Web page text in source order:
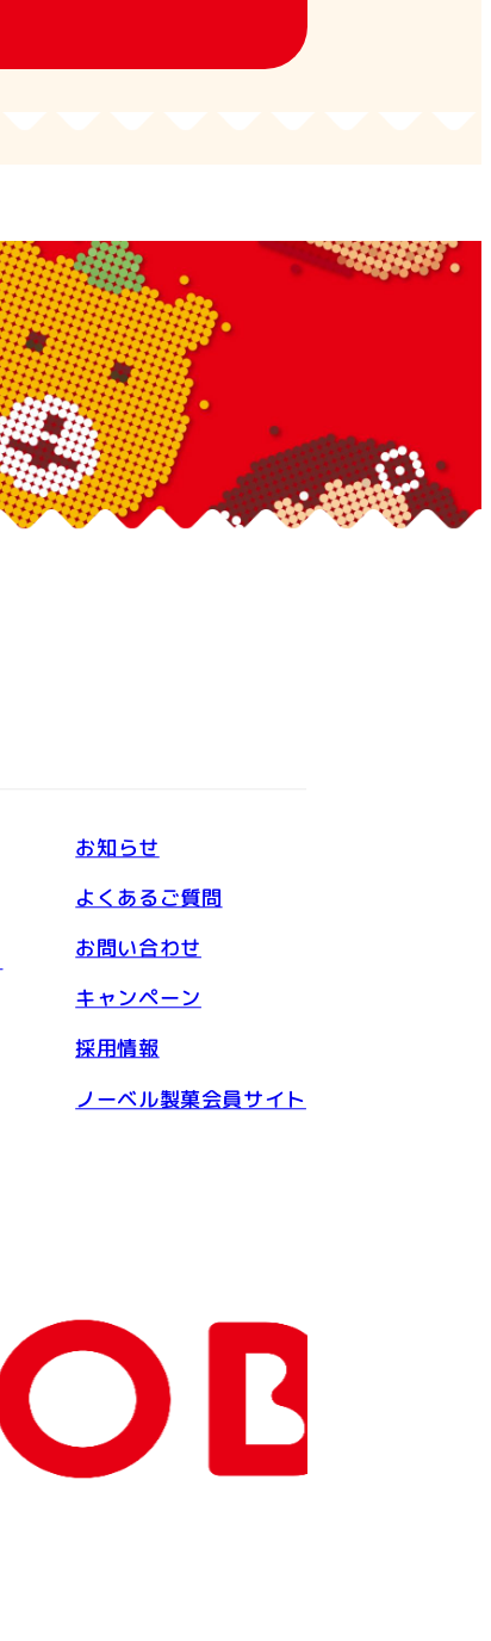
お知らせ
よくあるご質問
お問い合わせ
キャンペーン
採用情報
ノーベル製菓会員サイト